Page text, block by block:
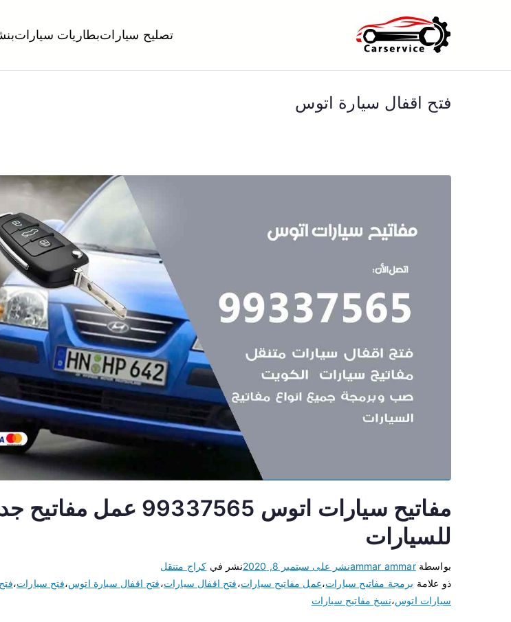
بنشر متنقل الكويت
بنشر متنقل الكويت كهرباء وبنشر تبديل تواير تواير اطارات عجلات تصليح
تصليح سياراتبطاريات سيارات
فتح اقفال سيارة اتوس
مفاتيح سيارات اتوس 99337565 عمل
للسيارات
بواسطةammar ammarنشر على سبتمبر 8, 2020 نشر في كراج متنقل
ذو علامة برمجة مفاتيح سيارات،عمل مفاتيح سيارات،فتح اقفال سيارات،فتح اقفال سيارة اتوس،فتح سيارات،
سيارات اتوس،نسخ مفاتيح سيارات